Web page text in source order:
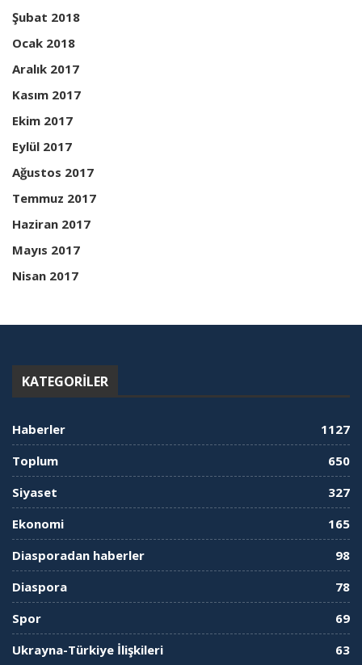
Şubat 2018
Ocak 2018
Aralık 2017
Kasım 2017
Ekim 2017
Eylül 2017
Ağustos 2017
Temmuz 2017
Haziran 2017
Mayıs 2017
Nisan 2017
KATEGORILER
Haberler
1127
Toplum
650
Siyaset
327
Ekonomi
165
Diasporadan haberler
98
Diaspora
78
Spor
69
Ukrayna-Türkiye İlişkileri
63